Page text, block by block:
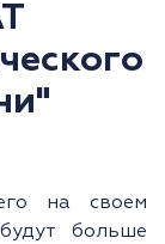
на своем
больше